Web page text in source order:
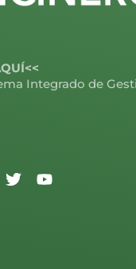
Integrado de